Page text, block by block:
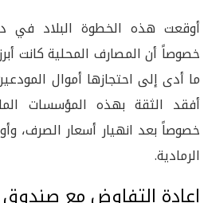
أوقعت هذه الخطوة البلاد في
خصوصاً أن المصارف المحلية كانت
ما أدى إلى احتجازها أموال
أفقد الثقة بهذه المؤسسات
خصوصاً بعد انهيار أسعار الصرف،
الرمادية.